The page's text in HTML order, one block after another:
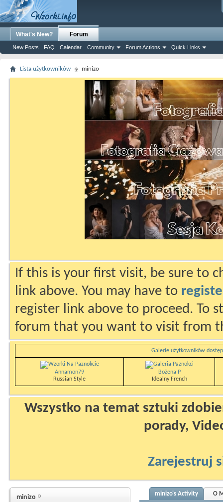
What's New? Forum
New Posts FAQ Calendar Community Forum Actions Quick Links
Lista użytkowników minizo
If this is your first visit, be sure to
link above. You may have to
register link above to proceed. To
forum that you want to visit from
Galerie użytkowników
Annamon79
Russian Style
Bożena P
Idealny French
Wszystko na temat sztuki
porady,
Zarejestruj
minizo minizo's Activity O